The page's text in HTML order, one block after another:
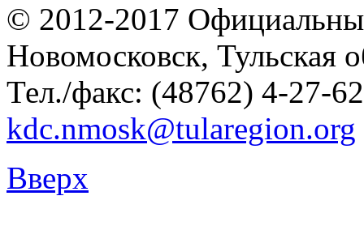
© 2012-2017
Новомосковск, Тульская
Тел./факс: (48762) 4-27-
kdc.nmosk@tularegion.org
Вверх